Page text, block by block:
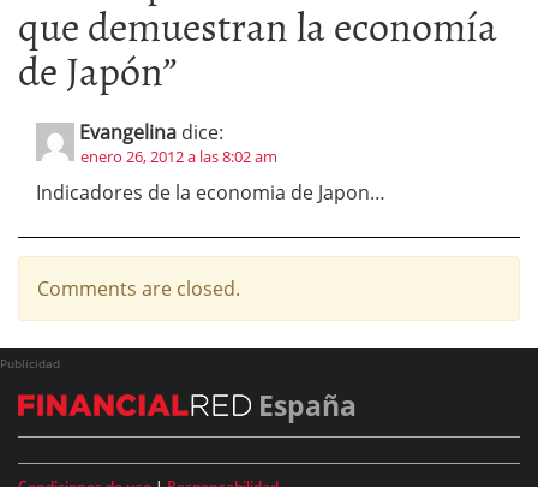
que demuestran la economía
de Japón”
Evangelina dice:
enero 26, 2012 a las 8:02 am
Indicadores de la economia de Japon…
Comments are closed.
Publicidad
España